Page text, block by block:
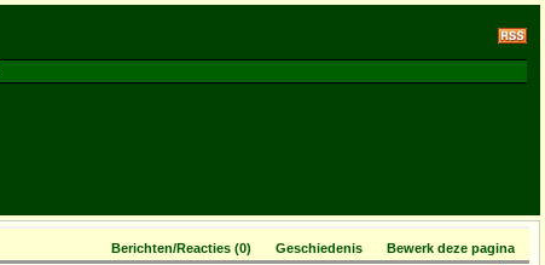
Berichten/Reacties (0) Geschiedenis Bewerk deze pagina